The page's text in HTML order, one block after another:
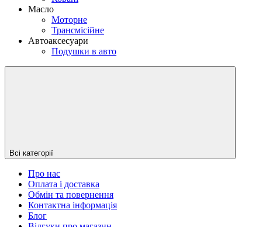
Масло
Моторне
Трансмісійне
Автоаксесуари
Подушки в авто
Всі категорії
Про нас
Оплата і доставка
Обмін та повернення
Контактна інформація
Блог